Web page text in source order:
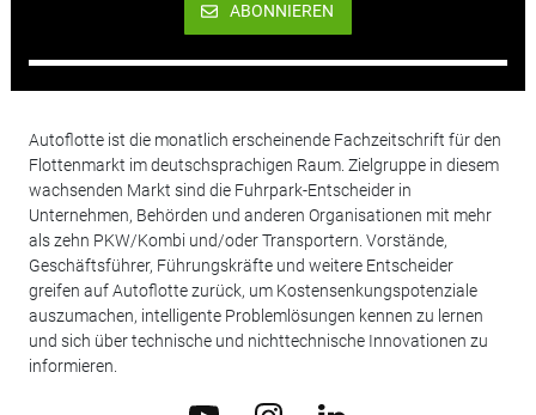
ABONNIEREN
Autoflotte ist die monatlich erscheinende Fachzeitschrift für den
Flottenmarkt im deutschsprachigen Raum. Zielgruppe in diesem
wachsenden Markt sind die Fuhrpark-Entscheider in
Unternehmen, Behörden und anderen Organisationen mit mehr
als zehn PKW/Kombi und/oder Transportern. Vorstände,
Geschäftsführer, Führungskräfte und weitere Entscheider
greifen auf Autoflotte zurück, um Kostensenkungspotenziale
auszumachen, intelligente Problemlösungen kennen zu lernen
und sich über technische und nichttechnische Innovationen zu
informieren.